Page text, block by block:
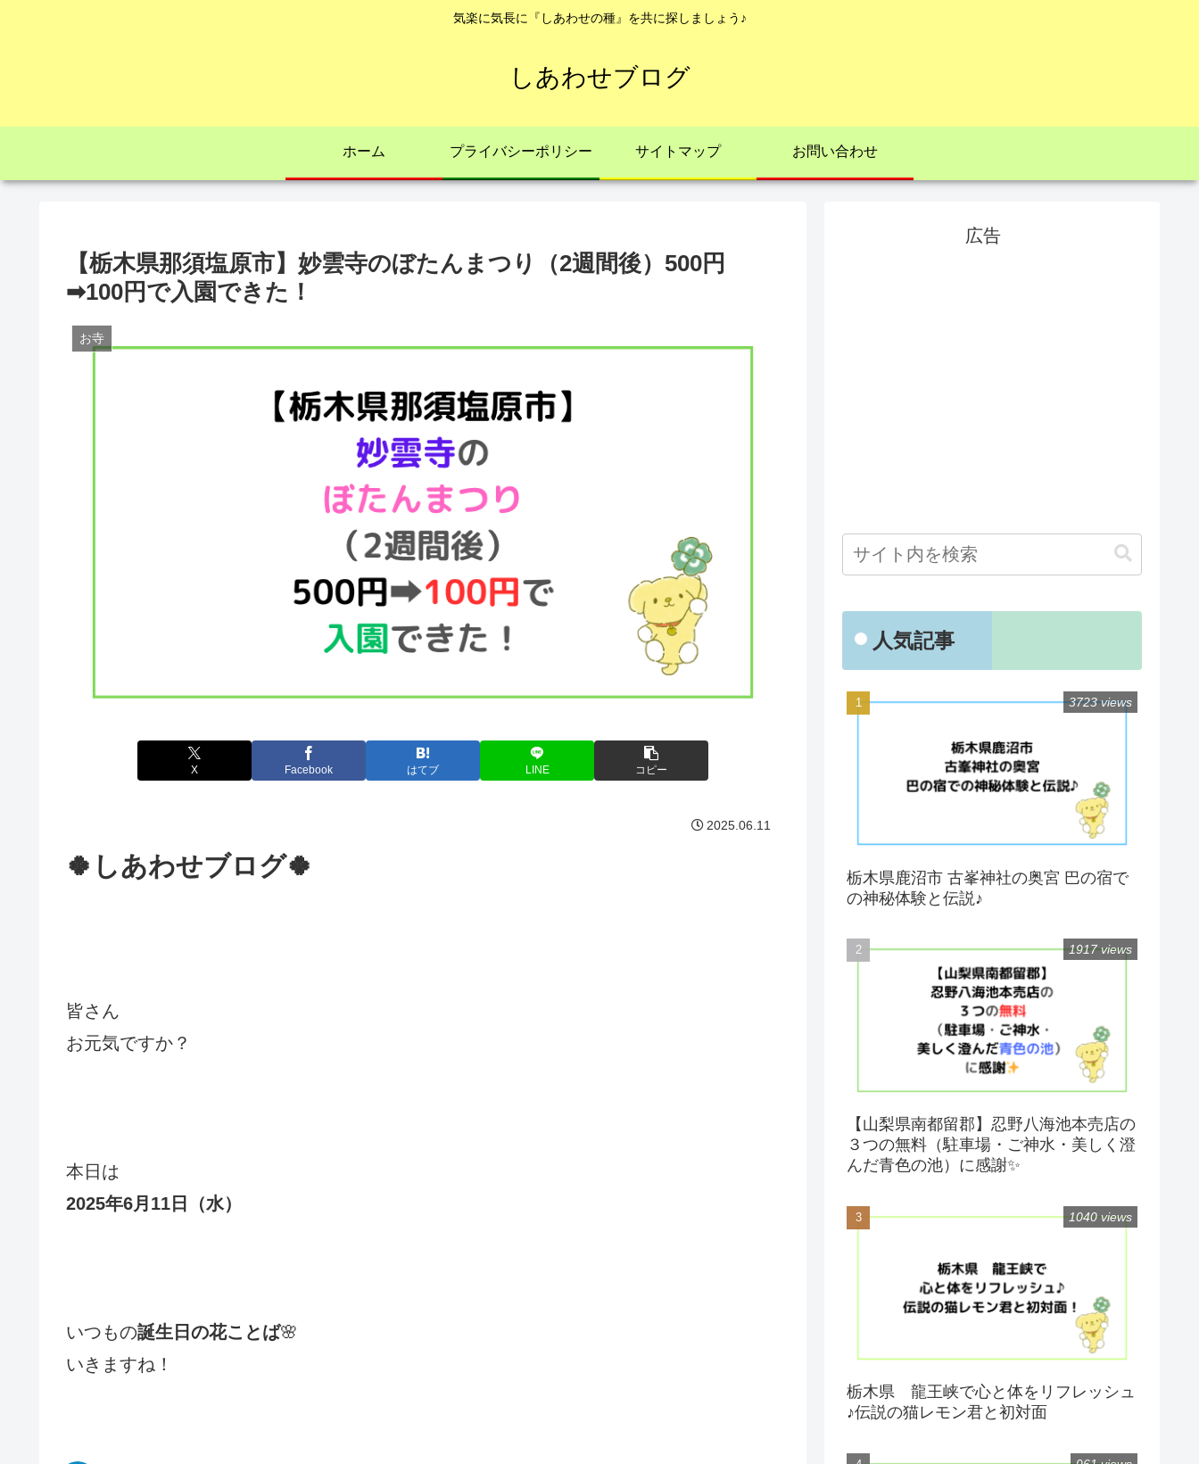
気楽に気長に『しあわせの種』を共に探しましょう♪
しあわせブログ
ホーム プライバシーポリシー サイトマップ お問い合わせ
【栃木県那須塩原市】妙雲寺のぼたんまつり（2週間後）500円
➡100円で入園できた！
お寺
X Facebook はてブ LINE コピー
2025.06.11
🍀しあわせブログ🍀
皆さん
お元気ですか？
本日は
2025年6月11日（水）
いつもの誕生日の花ことば🌸
いきますね！
広告
人気記事
栃木県鹿沼市 古峯神社の奥宮 巴の宿で
の神秘体験と伝説♪
3723 views
【山梨県南都留郡】忍野八海池本売店の
３つの無料（駐車場・ご神水・美しく澄
んだ青色の池）に感謝✨
1917 views
栃木県 龍王峡で心と体をリフレッシュ
♪伝説の猫レモン君と初対面
1040 views